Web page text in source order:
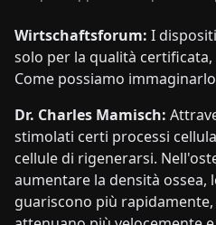
Wirtschaftsforum: I
solo per la qualità
Come possiamo
Dr. Charles Mamisch:
stimolati certi processi
cellule di rigenerarsi.
aumentare la densità ossea,
guariscono più